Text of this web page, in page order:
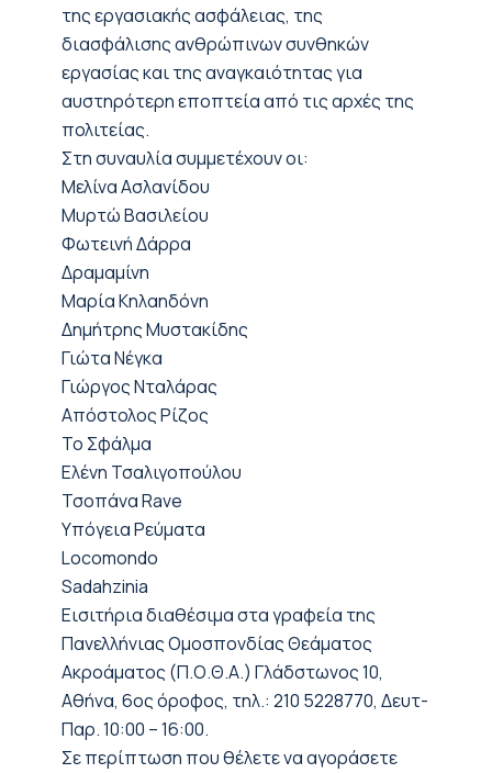
της εργασιακής ασφάλειας, της
διασφάλισης ανθρώπινων συνθηκών
εργασίας και της αναγκαιότητας για
αυστηρότερη εποπτεία από τις αρχές της
πολιτείας.
Στη συναυλία συμμετέχουν οι:
Μελίνα Ασλανίδου
Μυρτώ Βασιλείου
Φωτεινή Δάρρα
Δραμαμίνη
Μαρία Κηλαηδόνη
Δημήτρης Μυστακίδης
Γιώτα Νέγκα
Γιώργος Νταλάρας
Απόστολος Ρίζος
Το Σφάλμα
Ελένη Τσαλιγοπούλου
Τσοπάνα Rave
Υπόγεια Ρεύματα
Locomondo
Sadahzinia
Εισιτήρια διαθέσιμα στα γραφεία της
Πανελλήνιας Ομοσπονδίας Θεάματος
Ακροάματος (Π.Ο.Θ.Α.) Γλάδστωνος 10,
Αθήνα, 6ος όροφος, τηλ.: 210 5228770, Δευτ-
Παρ. 10:00 – 16:00.
Σε περίπτωση που θέλετε να αγοράσετε